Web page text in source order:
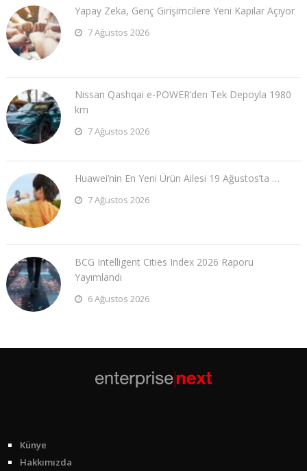
Yapay Zeka, Genç Girişimcilere Yeni Kapılar Açıyor
7 Ağustos 2026
Nissan Qashqai e-POWER’den Tek Depoyla 1980
km
7 Ağustos 2026
Huawei’nin En Yeni Ürün Ailesi 19 Ağustos’ta …
7 Ağustos 2026
BCG Intelligent Cities Index 2026 Raporu
Yayımlandı
6 Ağustos 2026
Künye
Hakkımızda